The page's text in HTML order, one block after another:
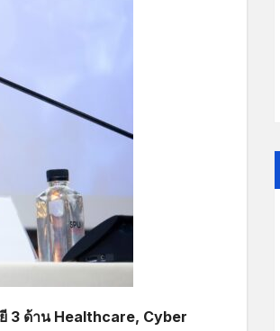
3 ด้าน Healthcare, Cyber